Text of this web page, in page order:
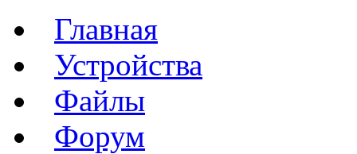
Главная
Устройства
Файлы
Форум